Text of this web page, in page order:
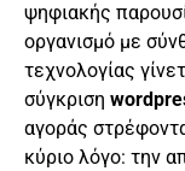
ψηφιακής
οργανισμό με
τεχνολογίας
σύγκριση
αγοράς
κύριο λόγο: την